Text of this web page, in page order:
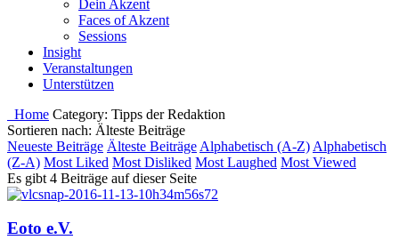
Dein Akzent
Faces of Akzent
Sessions
Insight
Veranstaltungen
Unterstützen
Home Category: Tipps der Redaktion
Sortieren nach: Älteste Beiträge
Neueste Beiträge Älteste Beiträge Alphabetisch (A-Z) Alphabetisch
(Z-A) Most Liked Most Disliked Most Laughed Most Viewed
Es gibt 4 Beiträge auf dieser Seite
Eoto e.V.